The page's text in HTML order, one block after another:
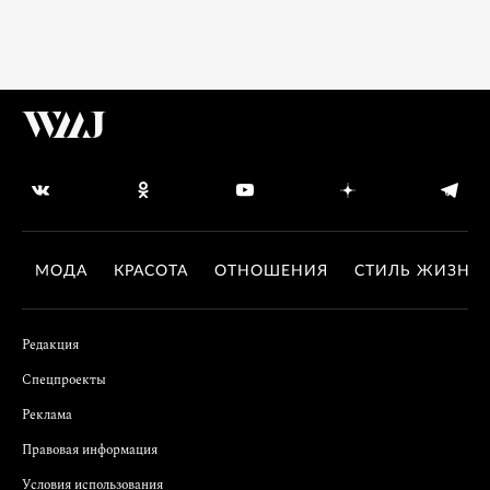
МОДА КРАСОТА ОТНОШЕНИЯ СТИЛЬ ЖИЗНИ
Редакция
Спецпроекты
Реклама
Правовая информация
Условия использования